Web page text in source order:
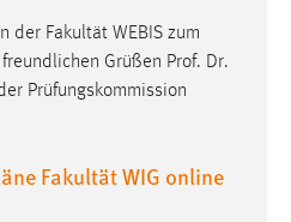
der Fakultät WEBIS zum
Grüßen Prof. Dr.
Prüfungskommission
Fakultät WIG online
mibew_locale, mibew-
nutzen zu können.
chat-frame-style-